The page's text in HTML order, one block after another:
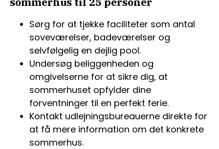
Sørg for at tjekke faciliteter som antal
soveværelser, badeværelser og
selvfølgelig en dejlig pool.
Undersøg beliggenheden og
omgivelserne for at sikre dig, at
sommerhuset opfylder dine
forventninger til en perfekt ferie.
Kontakt udlejningsbureauerne direkte for
at få mere information om det konkrete
sommerhus.